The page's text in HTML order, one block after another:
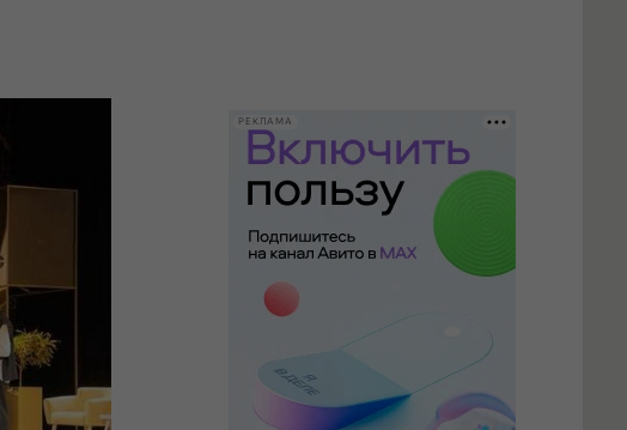
РЕКЛАМА